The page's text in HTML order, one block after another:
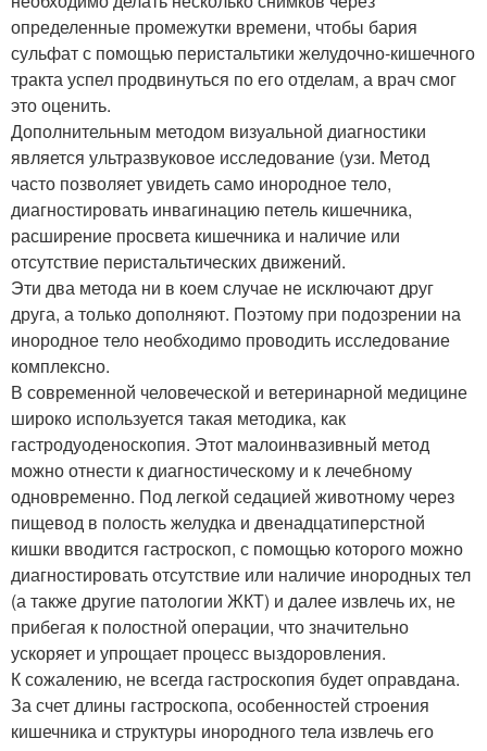
определенные промежутки времени, чтобы бария
сульфат с помощью перистальтики желудочно-кишечного
тракта успел продвинуться по его отделам, а врач смог
это оценить.
Дополнительным методом визуальной диагностики
является ультразвуковое исследование (узи. Метод
часто позволяет увидеть само инородное тело,
диагностировать инвагинацию петель кишечника,
расширение просвета кишечника и наличие или
отсутствие перистальтических движений.
Эти два метода ни в коем случае не исключают друг
друга, а только дополняют. Поэтому при подозрении на
инородное тело необходимо проводить исследование
комплексно.
В современной человеческой и ветеринарной медицине
широко используется такая методика, как
гастродуоденоскопия. Этот малоинвазивный метод
можно отнести к диагностическому и к лечебному
одновременно. Под легкой седацией животному через
пищевод в полость желудка и двенадцатиперстной
кишки вводится гастроскоп, с помощью которого можно
диагностировать отсутствие или наличие инородных тел
(а также другие патологии ЖКТ) и далее извлечь их, не
прибегая к полостной операции, что значительно
ускоряет и упрощает процесс выздоровления.
К сожалению, не всегда гастроскопия будет оправдана.
За счет длины гастроскопа, особенностей строения
кишечника и структуры инородного тела извлечь его